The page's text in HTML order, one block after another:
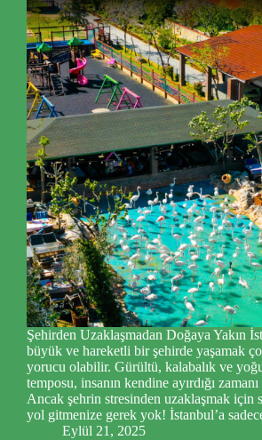
Şehirden Uzaklaşmadan Doğaya Yakın
büyük ve hareketli bir şehirde yaşamak
yorucu olabilir. Gürültü, kalabalık ve
temposu, insanın kendine ayırdığı zamanı
Ancak şehrin stresinden uzaklaşmak için
yol gitmenize gerek yok! İstanbul’a
Eylül 21, 2025